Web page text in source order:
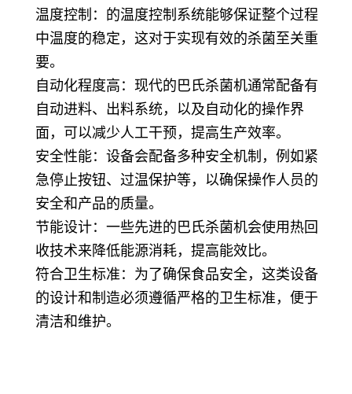
温度控制：的温度控制系统能够保证整个过程
中温度的稳定，这对于实现有效的杀菌至关重
要。
自动化程度高：现代的巴氏杀菌机通常配备有
自动进料、出料系统，以及自动化的操作界
面，可以减少人工干预，提高生产效率。
安全性能：设备会配备多种安全机制，例如紧
急停止按钮、过温保护等，以确保操作人员的
安全和产品的质量。
节能设计：一些先进的巴氏杀菌机会使用热回
收技术来降低能源消耗，提高能效比。
符合卫生标准：为了确保食品安全，这类设备
的设计和制造必须遵循严格的卫生标准，便于
清洁和维护。